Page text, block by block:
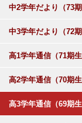
中2学年だより（73期
中3学年だより（72期
高1学年通信（71期生
高2学年通信（70期生
高3学年通信（69期生